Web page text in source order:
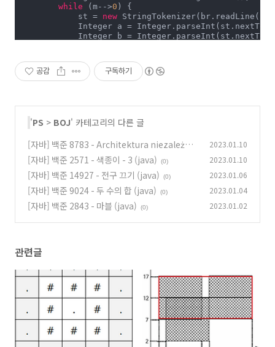
while (m-->0 ) {
            st =
new StringTokenizer(br.readLine());
Integer a =
Integer b =
            a = a==
null? 0 : hs.get(a);
            b = b==
null ? 0 : hs.get(b);
        System.out.print(sb);
    }
공감 구독하기
'PS > BOJ' 카테고리의 다른 글
[자바] 백준 8783 - Architektura niezależna
(java)
(0)
2023.01.10
[자바] 백준 2571 - 색종이 - 3 (java) (0) 2023.01.10
[자바] 백준 14927 - 전구 끄기 (java) (0) 2023.01.06
[자바] 백준 9024 - 두 수의 합 (java) (0) 2023.01.04
[자바] 백준 2843 - 마블 (java) (0) 2023.01.02
관련글